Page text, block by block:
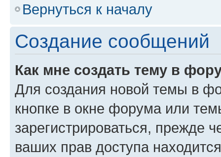
Вернуться к началу
Создание сообщений
Как мне создать тему в
Для создания новой темы в
кнопке в окне форума или
зарегистрироваться, прежде
ваших прав доступа